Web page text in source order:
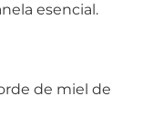
esencial.
de miel de